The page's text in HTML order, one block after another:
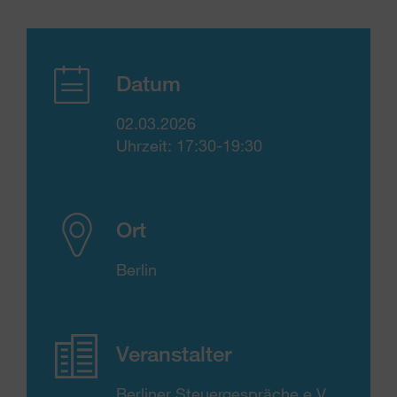
Datum
02.03.2026
Uhrzeit: 17:30-19:30
Ort
Berlin
Veranstalter